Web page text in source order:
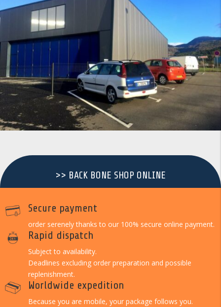
>> BACK BONE SHOP ONLINE
Secure payment
order serenely thanks to our 100% secure online payment.
Rapid dispatch
Subject to availability.
Deadlines excluding order preparation and possible
replenishment.
Worldwide expedition
Because you are mobile, your package follows you.